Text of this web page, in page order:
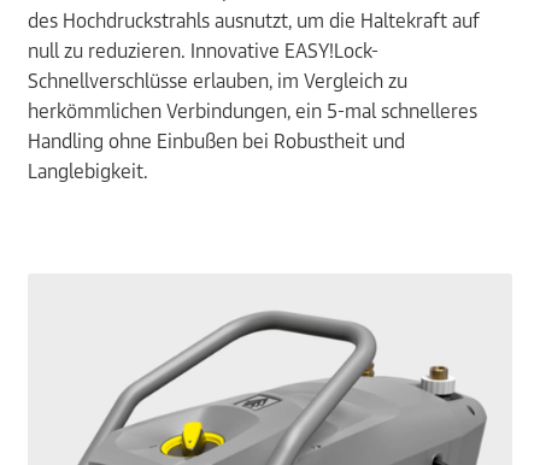
des Hochdruckstrahls ausnutzt, um die Haltekraft auf
null zu reduzieren. Innovative EASY!Lock-
Schnellverschlüsse erlauben, im Vergleich zu
herkömmlichen Verbindungen, ein 5-mal schnelleres
Handling ohne Einbußen bei Robustheit und
Langlebigkeit.